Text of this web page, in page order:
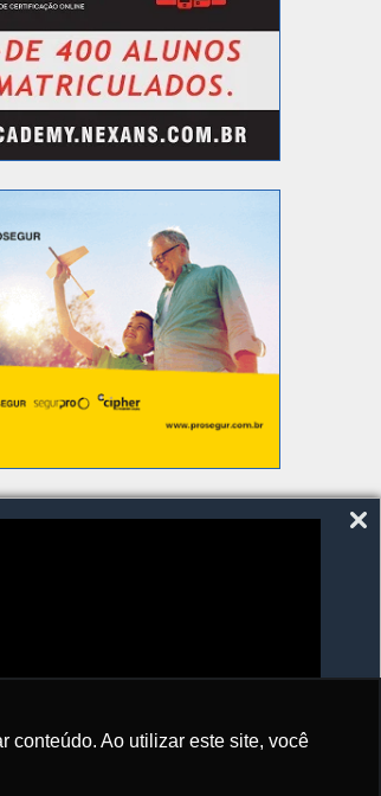
conteúdo. Ao utilizar este site, você
NOS